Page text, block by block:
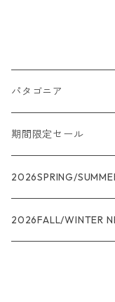
パタゴニア
メンズ
R1
R1エア
ウィメンズ
R1
ジャケット・アウター
期間限定セール
★★★
レインウェアー
2026SPRING/
2026FALL/WINTER